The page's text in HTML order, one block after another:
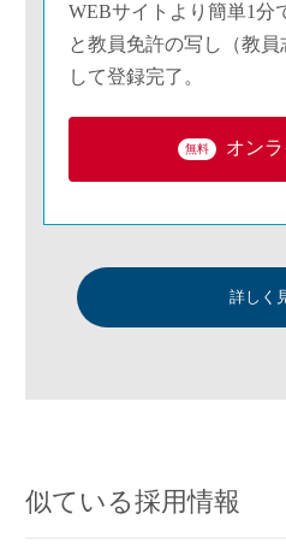
WEBサイトより簡単1分
と教員免許の写し（教
して登録完了。
無料 オン
詳しく
似ている採用情報